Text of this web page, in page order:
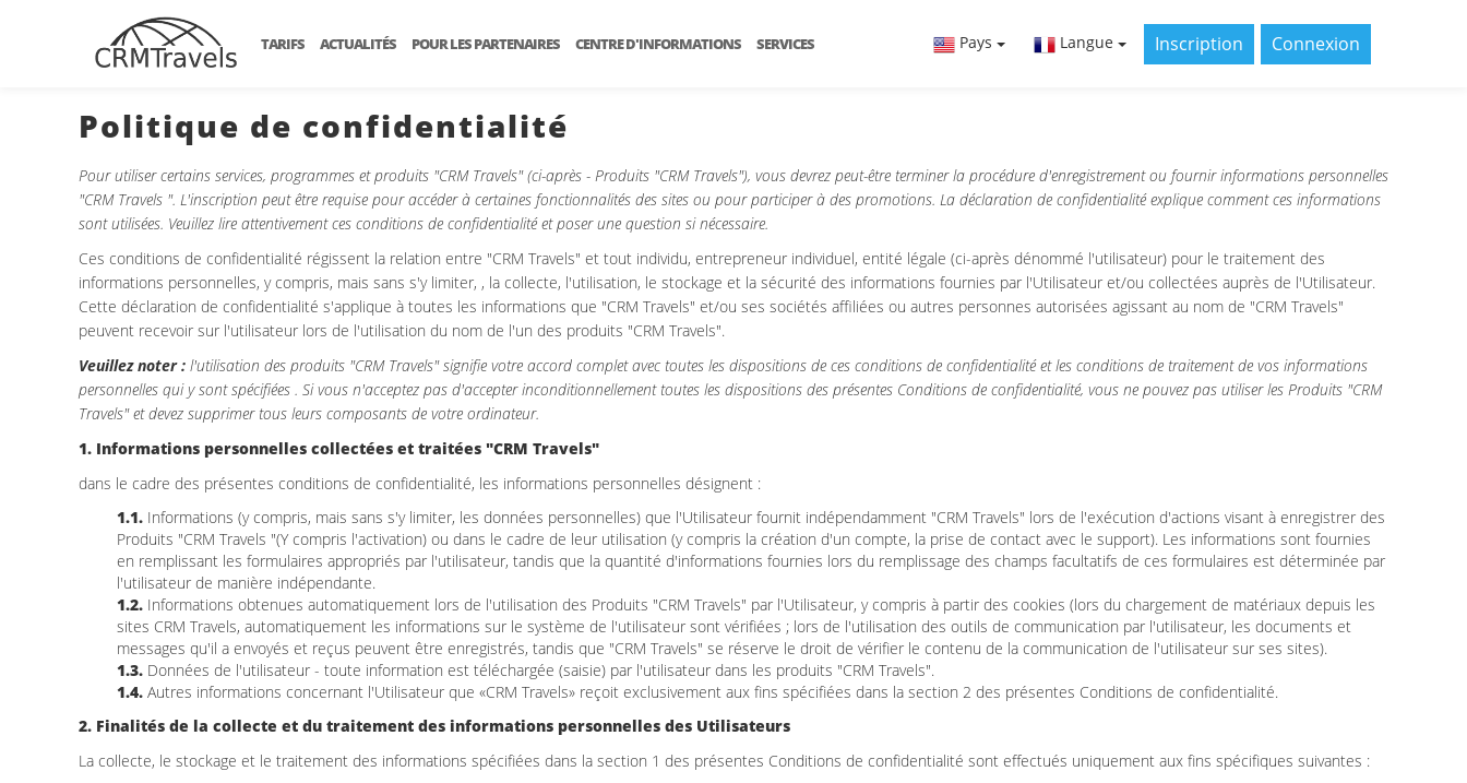
TARIFS ACTUALITÉS POUR LES PARTENAIRES CENTRE D'INFORMATIONS SERVICES Pays Langue Inscription Connexion
Politique de confidentialité
Pour utiliser certains services, programmes et produits "CRM Travels" (ci-après - Produits "CRM Travels"), vous devrez peut-être terminer la procédure d'enregistrement ou fournir informations personnelles
"CRM Travels ". L'inscription peut être requise pour accéder à certaines fonctionnalités des sites ou pour participer à des promotions. La déclaration de confidentialité explique comment ces informations
sont utilisées. Veuillez lire attentivement ces conditions de confidentialité et poser une question si nécessaire.
Ces conditions de confidentialité régissent la relation entre "CRM Travels" et tout individu, entrepreneur individuel, entité légale (ci-après dénommé l'utilisateur) pour le traitement des
informations personnelles, y compris, mais sans s'y limiter, , la collecte, l'utilisation, le stockage et la sécurité des informations fournies par l'Utilisateur et/ou collectées auprès de l'Utilisateur.
Cette déclaration de confidentialité s'applique à toutes les informations que "CRM Travels" et/ou ses sociétés affiliées ou autres personnes autorisées agissant au nom de "CRM Travels"
peuvent recevoir sur l'utilisateur lors de l'utilisation du nom de l'un des produits "CRM Travels".
Veuillez noter : l'utilisation des produits "CRM Travels" signifie votre accord complet avec toutes les dispositions de ces conditions de confidentialité et les conditions de traitement de vos informations
personnelles qui y sont spécifiées . Si vous n'acceptez pas d'accepter inconditionnellement toutes les dispositions des présentes Conditions de confidentialité, vous ne pouvez pas utiliser les Produits "CRM
Travels" et devez supprimer tous leurs composants de votre ordinateur.
1. Informations personnelles collectées et traitées "CRM Travels"
dans le cadre des présentes conditions de confidentialité, les informations personnelles désignent :
1.1. Informations (y compris, mais sans s'y limiter, les données personnelles) que l'Utilisateur fournit indépendamment "CRM Travels" lors de l'exécution d'actions visant à enregistrer des
Produits "CRM Travels "(Y compris l'activation) ou dans le cadre de leur utilisation (y compris la création d'un compte, la prise de contact avec le support). Les informations sont fournies
en remplissant les formulaires appropriés par l'utilisateur, tandis que la quantité d'informations fournies lors du remplissage des champs facultatifs de ces formulaires est déterminée par
l'utilisateur de manière indépendante.
1.2. Informations obtenues automatiquement lors de l'utilisation des Produits "CRM Travels" par l'Utilisateur, y compris à partir des cookies (lors du chargement de matériaux depuis les
sites CRM Travels, automatiquement les informations sur le système de l'utilisateur sont vérifiées ; lors de l'utilisation des outils de communication par l'utilisateur, les documents et
messages qu'il a envoyés et reçus peuvent être enregistrés, tandis que "CRM Travels" se réserve le droit de vérifier le contenu de la communication de l'utilisateur sur ses sites).
1.3. Données de l'utilisateur - toute information est téléchargée (saisie) par l'utilisateur dans les produits "CRM Travels".
1.4. Autres informations concernant l'Utilisateur que «CRM Travels» reçoit exclusivement aux fins spécifiées dans la section 2 des présentes Conditions de confidentialité.
2. Finalités de la collecte et du traitement des informations personnelles des Utilisateurs
La collecte, le stockage et le traitement des informations spécifiées dans la section 1 des présentes Conditions de confidentialité sont effectués uniquement aux fins spécifiques suivantes :